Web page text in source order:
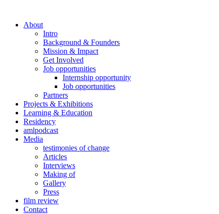
About
Intro
Background & Founders
Mission & Impact
Get Involved
Job opportunities
Internship opportunity
Job opportunities
Partners
Projects & Exhibitions
Learning & Education
Residency
amlpodcast
Media
testimonies of change
Articles
Interviews
Making of
Gallery
Press
film review
Contact